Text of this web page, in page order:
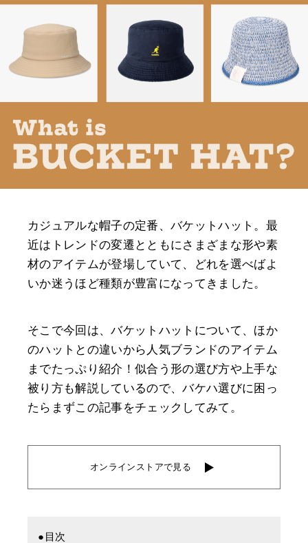
カジュアルな帽子の定番、バケットハット。最
近はトレンドの変遷とともにさまざまな形や素
材のアイテムが登場していて、どれを選べばよ
いか迷うほど種類が豊富になってきました。
そこで今回は、バケットハットについて、ほか
のハットとの違いから人気ブランドのアイテム
までたっぷり紹介！似合う形の選び方や上手な
被り方も解説しているので、バケハ選びに困っ
たらまずこの記事をチェックしてみて。
オンラインストアで見る
●目次